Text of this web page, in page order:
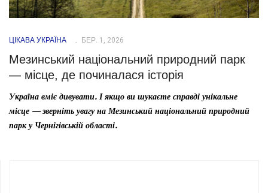
ЦІКАВА УКРАЇНА БЕР. 1, 2026
Мезинський національний природний парк
— місце, де починалася історія
Україна вміє дивувати. І якщо ви шукаєте справді унікальне
місце — зверніть увагу на Мезинський національний природний
парк у Чернігівській області.